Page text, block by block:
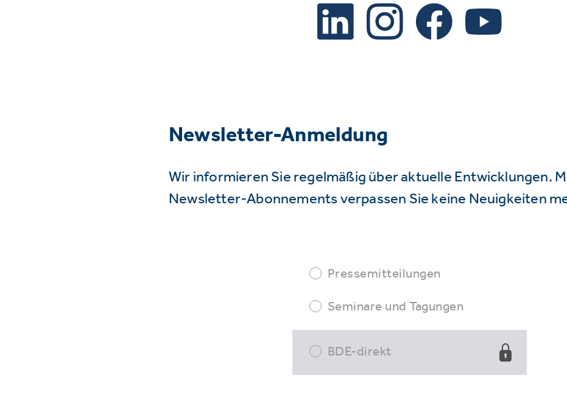
Newsletter-Anmeldung
Wir informieren Sie regelmäßig über aktuelle Entwicklungen.
Newsletter-Abonnements verpassen Sie keine Neuigkeiten
Pressemitteilungen
Seminare und Tagungen
BDE-direkt